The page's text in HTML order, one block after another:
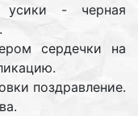
- черная
сердечки на
поздравление.